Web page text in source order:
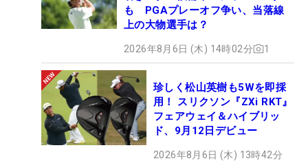
も PGAプレーオフ争い、当落線
上の大物選手は？
2026年8月6日 (木) 14時02分 1
珍しく松山英樹も5Wを即採
用！ スリクソン『ZXi RKT』
フェアウェイ＆ハイブリッ
ド、9月12日デビュー
2026年8月6日 (木) 13時42分